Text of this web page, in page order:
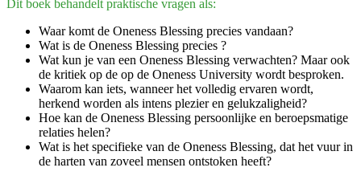
Dit boek behandelt praktische vragen als:
Waar komt de Oneness Blessing precies vandaan?
Wat is de Oneness Blessing precies ?
Wat kun je van een Oneness Blessing verwachten? Maar ook
de kritiek op de op de Oneness University wordt besproken.
Waarom kan iets, wanneer het volledig ervaren wordt,
herkend worden als intens plezier en gelukzaligheid?
Hoe kan de Oneness Blessing persoonlijke en beroepsmatige
relaties helen?
Wat is het specifieke van de Oneness Blessing, dat het vuur in
de harten van zoveel mensen ontstoken heeft?